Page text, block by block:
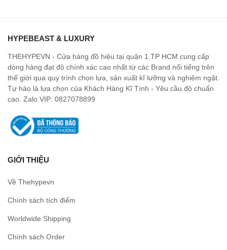
HYPEBEAST & LUXURY
THEHYPEVN - Cửa hàng đồ hiệu tại quận 1 TP HCM cung cấp
dòng hàng đạt độ chính xác cao nhất từ các Brand nổi tiếng trên
thế giới qua quy trình chọn lựa, sản xuất kĩ lưỡng và nghiêm ngặt.
Tự hào là lựa chọn của Khách Hàng Kĩ Tính - Yêu cầu độ chuẩn
cao. Zalo VIP: 0827078899
GIỚI THIỆU
Về Thehypevn
Chính sách tích điểm
Worldwide Shipping
Chính sách Order